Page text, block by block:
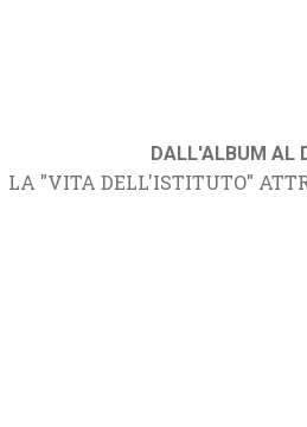
DALL'ALBUM AL
LA "VITA DELL'ISTITUTO"